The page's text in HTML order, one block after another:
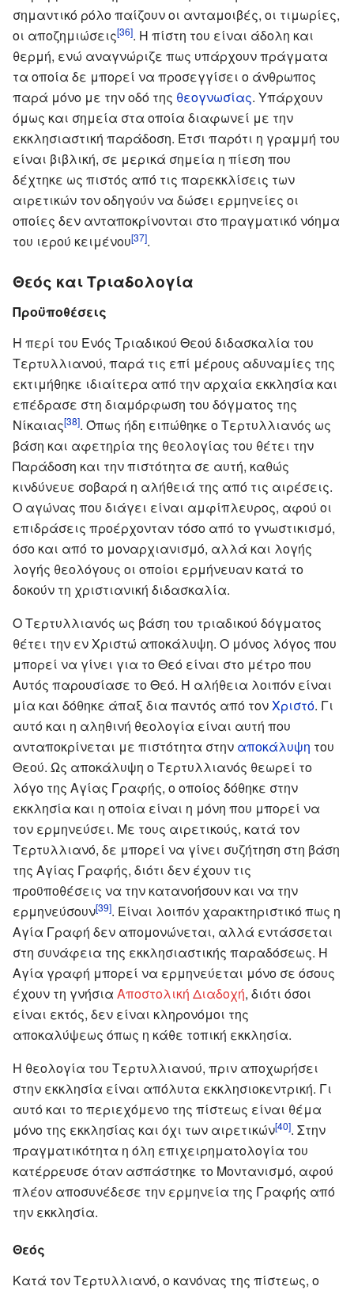
σημαντικό ρόλο παίζουν οι ανταμοιβές, οι τιμωρίες,
οι αποζημιώσεις[36]. Η πίστη του είναι άδολη και
θερμή, ενώ αναγνώριζε πως υπάρχουν πράγματα
τα οποία δε μπορεί να προσεγγίσει ο άνθρωπος
παρά μόνο με την οδό της θεογνωσίας. Υπάρχουν
όμως και σημεία στα οποία διαφωνεί με την
εκκλησιαστική παράδοση. Έτσι παρότι η γραμμή του
είναι βιβλική, σε μερικά σημεία η πίεση που
δέχτηκε ως πιστός από τις παρεκκλίσεις των
αιρετικών τον οδηγούν να δώσει ερμηνείες οι
οποίες δεν ανταποκρίνονται στο πραγματικό νόημα
του ιερού κειμένου[37].
Θεός και Τριαδολογία
Προϋποθέσεις
Η περί του Ενός Τριαδικού Θεού διδασκαλία του
Τερτυλλιανού, παρά τις επί μέρους αδυναμίες της
εκτιμήθηκε ιδιαίτερα από την αρχαία εκκλησία και
επέδρασε στη διαμόρφωση του δόγματος της
Νίκαιας[38]. Όπως ήδη ειπώθηκε ο Τερτυλλιανός ως
βάση και αφετηρία της θεολογίας του θέτει την
Παράδοση και την πιστότητα σε αυτή, καθώς
κινδύνευε σοβαρά η αλήθειά της από τις αιρέσεις.
Ο αγώνας που διάγει είναι αμφίπλευρος, αφού οι
επιδράσεις προέρχονταν τόσο από το γνωστικισμό,
όσο και από το μοναρχιανισμό, αλλά και λογής
λογής θεολόγους οι οποίοι ερμήνευαν κατά το
δοκούν τη χριστιανική διδασκαλία.
Ο Τερτυλλιανός ως βάση του τριαδικού δόγματος
θέτει την εν Χριστώ αποκάλυψη. Ο μόνος λόγος που
μπορεί να γίνει για το Θεό είναι στο μέτρο που
Αυτός παρουσίασε το Θεό. Η αλήθεια λοιπόν είναι
μία και δόθηκε άπαξ δια παντός από τονΧριστό. Γι
αυτό και η αληθινή θεολογία είναι αυτή που
ανταποκρίνεται με πιστότητα στην αποκάλυψη του
Θεού. Ως αποκάλυψη ο Τερτυλλιανός θεωρεί το
λόγο της Αγίας Γραφής, ο οποίος δόθηκε στην
εκκλησία και η οποία είναι η μόνη που μπορεί να
τον ερμηνεύσει. Με τους αιρετικούς, κατά τον
Τερτυλλιανό, δε μπορεί να γίνει συζήτηση στη βάση
της Αγίας Γραφής, διότι δεν έχουν τις
προϋποθέσεις να την κατανοήσουν και να την
ερμηνεύσουν[39]. Είναι λοιπόν χαρακτηριστικό πως η
Αγία Γραφή δεν απομονώνεται, αλλά εντάσσεται
στη συνάφεια της εκκλησιαστικής παραδόσεως. Η
Αγία γραφή μπορεί να ερμηνεύεται μόνο σε όσους
έχουν τη γνήσια Αποστολική Διαδοχή, διότι όσοι
είναι εκτός, δεν είναι κληρονόμοι της
αποκαλύψεως όπως η κάθε τοπική εκκλησία.
Η θεολογία του Τερτυλλιανού, πριν αποχωρήσει
στην εκκλησία είναι απόλυτα εκκλησιοκεντρική. Γι
αυτό και το περιεχόμενο της πίστεως είναι θέμα
μόνο της εκκλησίας και όχι των αιρετικών[40]. Στην
πραγματικότητα η όλη επιχειρηματολογία του
κατέρρευσε όταν ασπάστηκε το Μοντανισμό, αφού
πλέον αποσυνέδεσε την ερμηνεία της Γραφής από
την εκκλησία.
Θεός
Κατά τον Τερτυλλιανό, ο κανόνας της πίστεως, ο